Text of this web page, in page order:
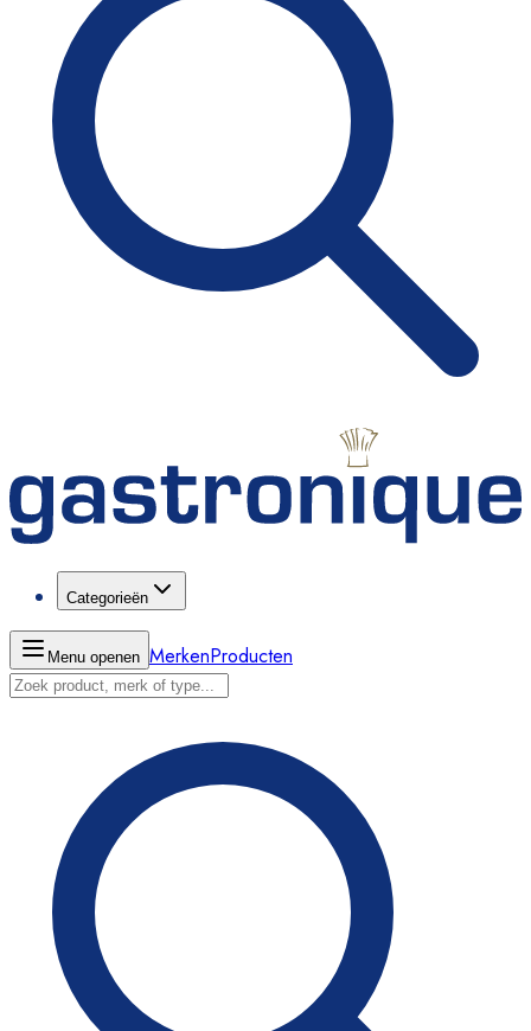
Categorieën
Menu openen MerkenProducten